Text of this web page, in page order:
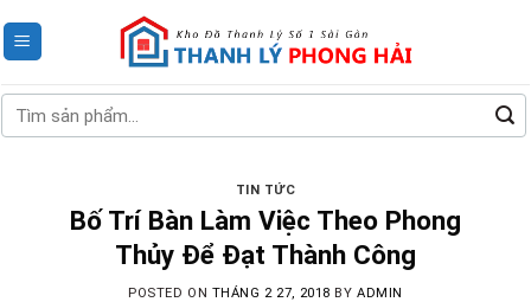
to
Tìm
kiếm:
TIN TỨC
Bố Trí Bàn Làm Việc Theo Phong
Thủy Để Đạt Thành Công
POSTED ON THÁNG 2 27, 2018 BY ADMIN